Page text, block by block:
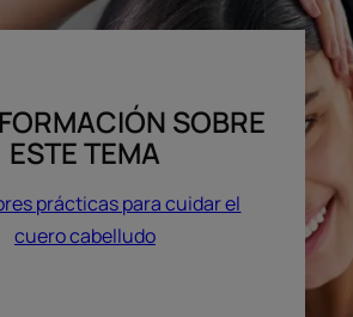
SOBRE
ESTE TEMA
prácticas para cuidar el
cuero cabelludo